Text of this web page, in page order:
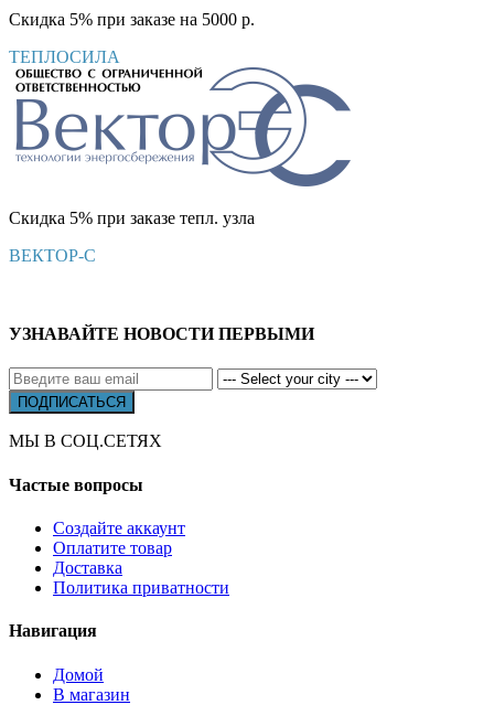
Скидка 5% при заказе на 5000 р.
ТЕПЛОСИЛА
Скидка 5% при заказе тепл. узла
ВЕКТОР-С
УЗНАВАЙТЕ НОВОСТИ ПЕРВЫМИ
МЫ В СОЦ.СЕТЯХ
Частые вопросы
Создайте аккаунт
Оплатите товар
Доставка
Политика приватности
Навигация
Домой
В магазин